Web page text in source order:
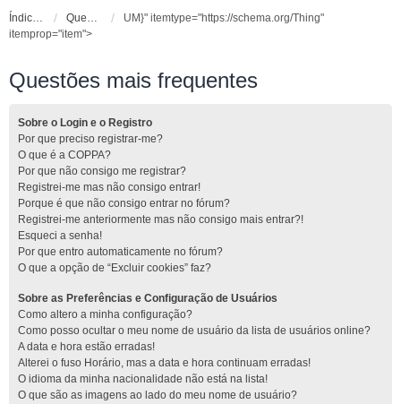
Índice do fórum Questões mais frequentes
UM}" itemtype="https://schema.org/Thing"
itemprop="item">
Questões mais frequentes
Sobre o Login e o Registro
Por que preciso registrar-me?
O que é a COPPA?
Por que não consigo me registrar?
Registrei-me mas não consigo entrar!
Porque é que não consigo entrar no fórum?
Registrei-me anteriormente mas não consigo mais entrar?!
Esqueci a senha!
Por que entro automaticamente no fórum?
O que a opção de “Excluir cookies” faz?
Sobre as Preferências e Configuração de Usuários
Como altero a minha configuração?
Como posso ocultar o meu nome de usuário da lista de usuários online?
A data e hora estão erradas!
Alterei o fuso Horário, mas a data e hora continuam erradas!
O idioma da minha nacionalidade não está na lista!
O que são as imagens ao lado do meu nome de usuário?